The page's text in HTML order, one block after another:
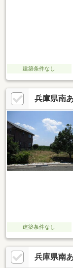
建築条件なし
兵庫県南
建築条件なし
兵庫県南